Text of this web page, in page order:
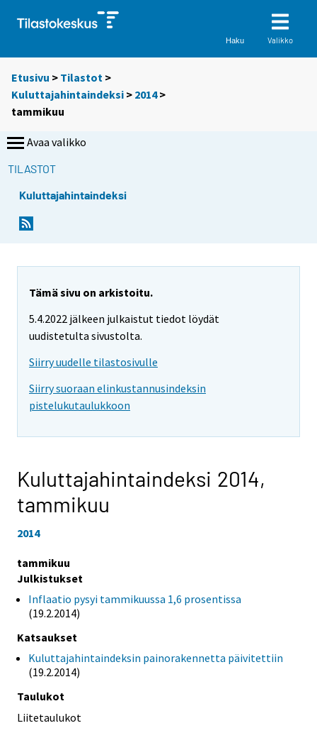
Haku Valikko
Etusivu > Tilastot >
Kuluttajahintaindeksi > 2014>
tammikuu
Avaa valikko
TILASTOT
Kuluttajahintaindeksi
Tämä sivu on arkistoitu.
5.4.2022 jälkeen julkaistut tiedot löydät
uudistetulta sivustolta.
Siirry uudelle tilastosivulle
Siirry suoraan elinkustannusindeksin
pistelukutaulukkoon
Kuluttajahintaindeksi 2014,
tammikuu
2014
tammikuu
Julkistukset
Inflaatio pysyi tammikuussa 1,6 prosentissa
(19.2.2014)
Katsaukset
Kuluttajahintaindeksin painorakennetta päivitettiin
(19.2.2014)
Taulukot
Liitetaulukot